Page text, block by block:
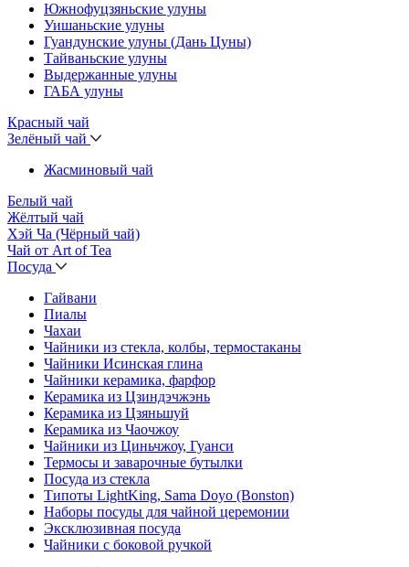
Южнофуцзяньские улуны
Уишаньские улуны
Гуандунские улуны (Дань Цуны)
Тайваньские улуны
Выдержанные улуны
ГАБА улуны
Красный чай
Зелёный чай
Жасминовый чай
Белый чай
Жёлтый чай
Хэй Ча (Чёрный чай)
Чай от Art of Tea
Посуда
Гайвани
Пиалы
Чахаи
Чайники из стекла, колбы, термостаканы
Чайники Исинская глина
Чайники керамика, фарфор
Керамика из Цзиндэчжэнь
Керамика из Цзяньшуй
Керамика из Чаочжоу
Чайники из Циньчжоу, Гуанси
Термосы и заварочные бутылки
Посуда из стекла
Типоты LightKing, Sama Doyo (Bonston)
Наборы посуды для чайной церемонии
Эксклюзивная посуда
Чайники с боковой ручкой